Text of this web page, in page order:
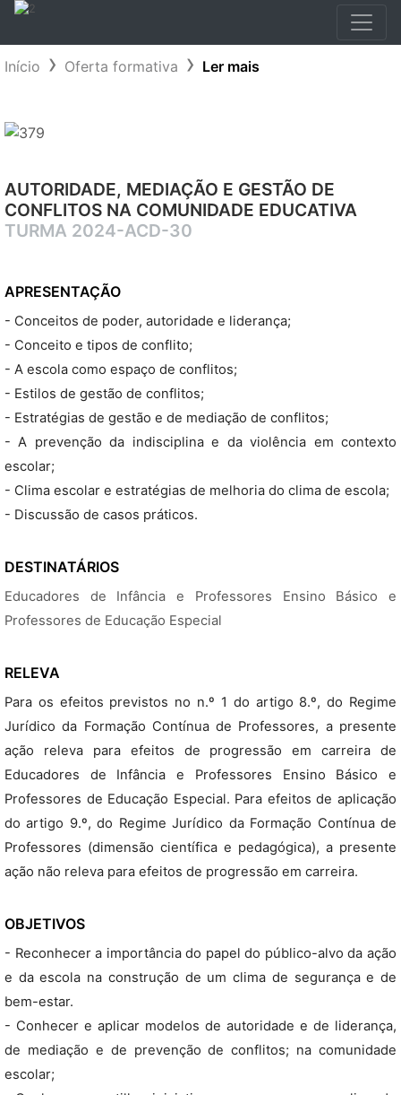
Início Oferta formativa Ler mais
AUTORIDADE, MEDIAÇÃO E GESTÃO DE
CONFLITOS NA COMUNIDADE EDUCATIVA
TURMA 2024-ACD-30
APRESENTAÇÃO
- Conceitos de poder, autoridade e liderança;
- Conceito e tipos de conflito;
- A escola como espaço de conflitos;
- Estilos de gestão de conflitos;
- Estratégias de gestão e de mediação de conflitos;
- A prevenção da indisciplina e da violência em contexto
escolar;
- Clima escolar e estratégias de melhoria do clima de escola;
- Discussão de casos práticos.
DESTINATÁRIOS
Educadores de Infância e Professores Ensino Básico e
Professores de Educação Especial
RELEVA
Para os efeitos previstos no n.º 1 do artigo 8.º, do Regime
Jurídico da Formação Contínua de Professores, a presente
ação releva para efeitos de progressão em carreira de
Educadores de Infância e Professores Ensino Básico e
Professores de Educação Especial. Para efeitos de aplicação
do artigo 9.º, do Regime Jurídico da Formação Contínua de
Professores (dimensão científica e pedagógica), a presente
ação não releva para efeitos de progressão em carreira.
OBJETIVOS
- Reconhecer a importância do papel do público-alvo da ação
e da escola na construção de um clima de segurança e de
bem-estar.
- Conhecer e aplicar modelos de autoridade e de liderança,
de mediação e de prevenção de conflitos; na comunidade
escolar;